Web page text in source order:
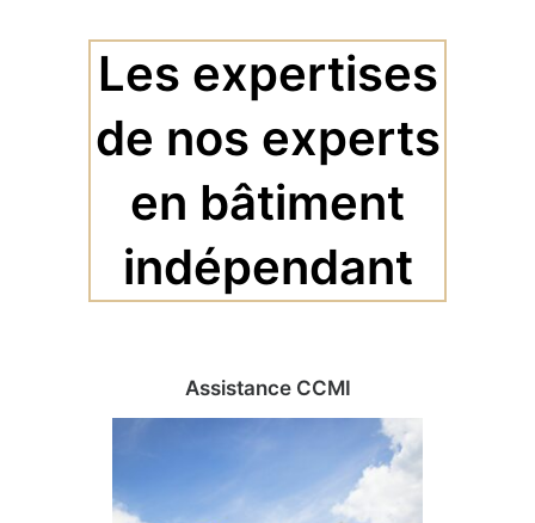
Les expertises
de nos experts
en bâtiment
indépendant
Assistance CCMI